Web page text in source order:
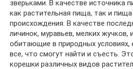
зверьками. В качестве источника
как растительная пища, так и
происхождения. В качестве
личинок, муравьев, мелких жучков,
обитающие в природных условиях,
все, что смогут найти и съесть.
корешки различных видов